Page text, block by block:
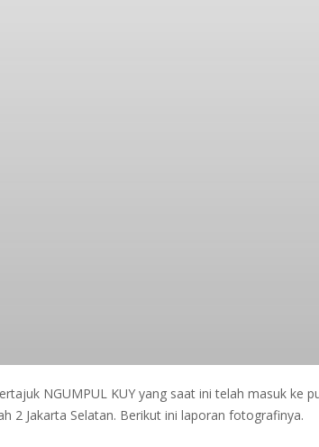
NGUMPUL KUY yang saat ini telah masuk ke
2 Jakarta Selatan. Berikut ini laporan fotografinya.